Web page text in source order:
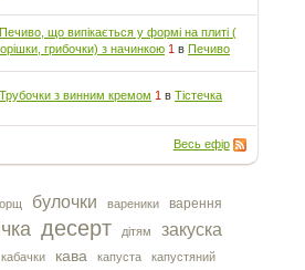
Печиво, що випікається у формі на плиті (
грибочки) з начинкою 1 вПечиво
Трубочки з винним кремом 1 вТістечка
Весь ефір
булочки вареники варення
десерт дітям
закуска
кабачки кава капуста капустяний